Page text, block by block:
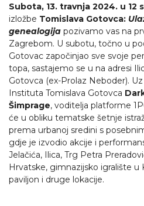
Subota, 13. travnja 2024. u 12
izložbe Tomislava Gotovca:
genealogija pozivamo vas na
Zagrebom. U subotu, točno u
Gotovac započinjao sve svoje
topa, sastajemo se u na adresi
Gotovca (ex-Prolaz Neboder).
Instituta Tomislava Gotovca
Šimprage, voditelja platforme
će u obliku tematske šetnje
prema urbanoj sredini s
gdje je izvodio akcije i
Jelačića, Ilica, Trg Petra
Hrvatske, gimnazijsko igralište u
paviljon i druge lokacije.